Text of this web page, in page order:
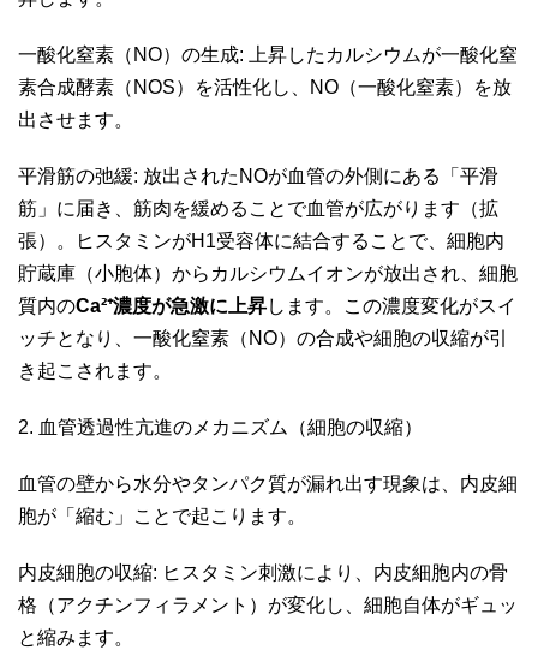
一酸化窒素（NO）の生成: 上昇したカルシウムが一酸化窒
素合成酵素（NOS）を活性化し、NO（一酸化窒素）を放
出させます。
平滑筋の弛緩: 放出されたNOが血管の外側にある「平滑
筋」に届き、筋肉を緩めることで血管が広がります（拡
張）。ヒスタミンがH1受容体に結合することで、細胞内
貯蔵庫（小胞体）からカルシウムイオンが放出され、細胞
質内のCa²⁺濃度が急激に上昇します。この濃度変化がスイ
ッチとなり、一酸化窒素（NO）の合成や細胞の収縮が引
き起こされます。
2. 血管透過性亢進のメカニズム（細胞の収縮）
血管の壁から水分やタンパク質が漏れ出す現象は、内皮細
胞が「縮む」ことで起こります。
内皮細胞の収縮: ヒスタミン刺激により、内皮細胞内の骨
格（アクチンフィラメント）が変化し、細胞自体がギュッ
と縮みます。